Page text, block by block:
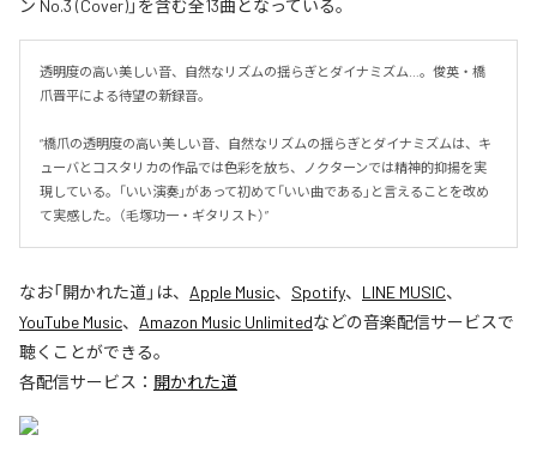
ン No.3 (Cover)」を含む全13曲となっている。
透明度の高い美しい音、自然なリズムの揺らぎとダイナミズム…。俊英・橋
爪晋平による待望の新録音。
“橋爪の透明度の高い美しい音、自然なリズムの揺らぎとダイナミズムは、キ
ューバとコスタリカの作品では色彩を放ち、ノクターンでは精神的抑揚を実
現している。「いい演奏」があって初めて「いい曲である」と言えることを改め
て実感した。（毛塚功一・ギタリスト）”
なお「開かれた道」は、 Apple Music、 Spotify、 LINE MUSIC、
YouTube Music、 Amazon Music Unlimitedなどの音楽配信サービスで
聴くことができる。
各配信サービス： 開かれた道